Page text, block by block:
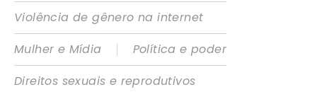
Violência de gênero na internet
Mulher e Mídia
|
Política e poder
Direitos sexuais e reprodutivos